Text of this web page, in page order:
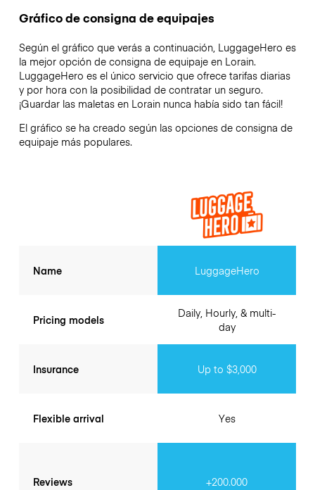
Gráfico de consigna de equipajes
Según el gráfico que verás a continuación, LuggageHero es
la mejor opción de consigna de equipaje en Lorain.
LuggageHero es el único servicio que ofrece tarifas diarias
y por hora con la posibilidad de contratar un seguro.
¡Guardar las maletas en Lorainnunca había sido tan fácil!
El gráfico se ha creado según las opciones de consigna de
equipaje más populares.
Name
Pricing models
Insurance
Flexible arrival
Reviews
LuggageHero
Daily, Hourly, & multi-
day
Up to $3,000
Yes
+200.000